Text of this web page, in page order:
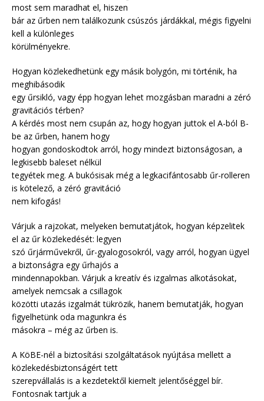
most sem maradhat el, hiszen
bár az űrben nem találkozunk csúszós járdákkal, mégis figyelni
kell a különleges
körülményekre.
Hogyan közlekedhetünk egy másik bolygón, mi történik, ha
meghibásodik
egy űrsikló, vagy épp hogyan lehet mozgásban maradni a zéró
gravitációs térben?
A kérdés most nem csupán az, hogy hogyan juttok el A-ból B-
be az űrben, hanem hogy
hogyan gondoskodtok arról, hogy mindezt biztonságosan, a
legkisebb baleset nélkül
tegyétek meg. A bukósisak még a legkacifántosabb űr-rolleren
is kötelező, a zéró gravitáció
nem kifogás!
Várjuk a rajzokat, melyeken bemutatjátok, hogyan képzelitek
el az űr közlekedését: legyen
szó űrjárművekről, űr-gyalogosokról, vagy arról, hogyan ügyel
a biztonságra egy űrhajós a
mindennapokban. Várjuk a kreatív és izgalmas alkotásokat,
amelyek nemcsak a csillagok
közötti utazás izgalmát tükrözik, hanem bemutatják, hogyan
figyelhetünk oda magunkra és
másokra – még az űrben is.
A KöBE-nél a biztosítási szolgáltatások nyújtása mellett a
közlekedésbiztonságért tett
szerepvállalás is a kezdetektől kiemelt jelentőséggel bír.
Fontosnak tartjuk a